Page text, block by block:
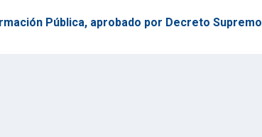
Pública, aprobado por Decreto Supremo